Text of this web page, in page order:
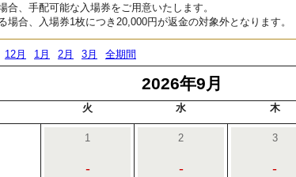
合、手配可能な入場券をご用意いたします。
場合、入場券1枚につき20,000円が返金の対象外となります。
12月 1月 2月 3月 全期間
2026年9月
火 水 木
1
-
2
-
3
-